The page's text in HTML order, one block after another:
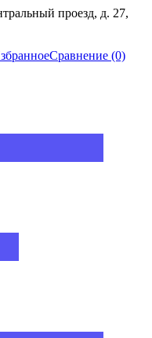
проезд, д. 27,
Сравнение (0)